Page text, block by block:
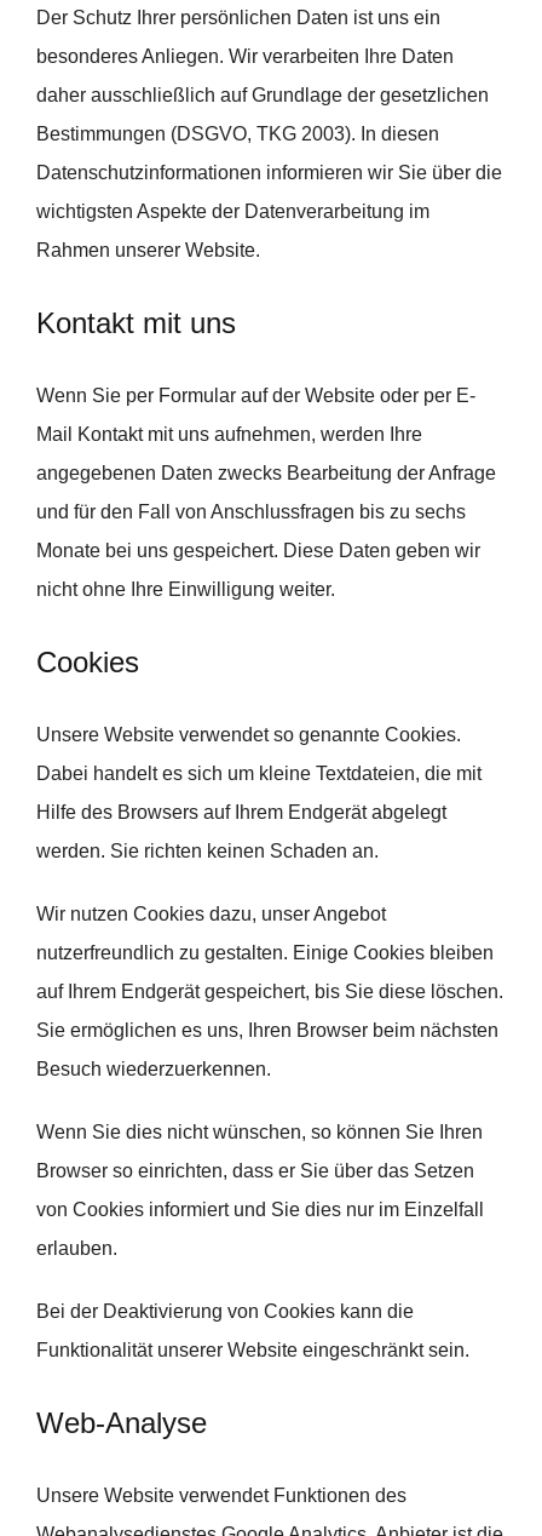
Der Schutz Ihrer persönlichen Daten ist uns ein
besonderes Anliegen. Wir verarbeiten Ihre Daten
daher ausschließlich auf Grundlage der gesetzlichen
Bestimmungen (DSGVO, TKG 2003). In diesen
Datenschutzinformationen informieren wir Sie über die
wichtigsten Aspekte der Datenverarbeitung im
Rahmen unserer Website.
Kontakt mit uns
Wenn Sie per Formular auf der Website oder per E-
Mail Kontakt mit uns aufnehmen, werden Ihre
angegebenen Daten zwecks Bearbeitung der Anfrage
und für den Fall von Anschlussfragen bis zu sechs
Monate bei uns gespeichert. Diese Daten geben wir
nicht ohne Ihre Einwilligung weiter.
Cookies
Unsere Website verwendet so genannte Cookies.
Dabei handelt es sich um kleine Textdateien, die mit
Hilfe des Browsers auf Ihrem Endgerät abgelegt
werden. Sie richten keinen Schaden an.
Wir nutzen Cookies dazu, unser Angebot
nutzerfreundlich zu gestalten. Einige Cookies bleiben
auf Ihrem Endgerät gespeichert, bis Sie diese löschen.
Sie ermöglichen es uns, Ihren Browser beim nächsten
Besuch wiederzuerkennen.
Wenn Sie dies nicht wünschen, so können Sie Ihren
Browser so einrichten, dass er Sie über das Setzen
von Cookies informiert und Sie dies nur im Einzelfall
erlauben.
Bei der Deaktivierung von Cookies kann die
Funktionalität unserer Website eingeschränkt sein.
Web-Analyse
Unsere Website verwendet Funktionen des